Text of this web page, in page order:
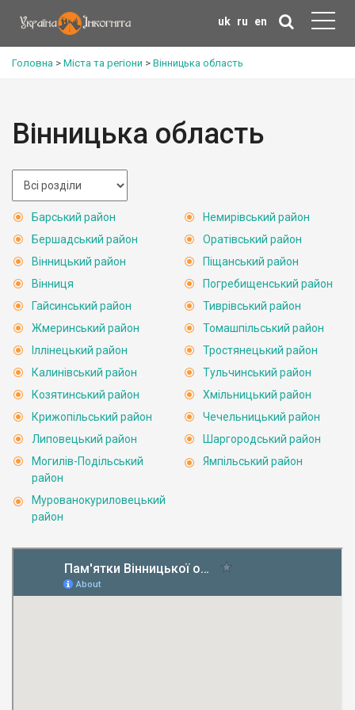
uk ru en
Головна > Міста та регіони > Вінницька область
Вінницька область
Барський район
Бершадський район
Вінницький район
Вінниця
Гайсинський район
Жмеринський район
Іллінецький район
Калинівський район
Козятинський район
Крижопільський район
Липовецький район
Могилів-Подільський
район
Мурованокуриловецький
район
Немирівський район
Оратівський район
Піщанський район
Погребищенський район
Тиврівський район
Томашпільський район
Тростянецький район
Тульчинський район
Хмільницький район
Чечельницький район
Шаргородський район
Ямпільський район